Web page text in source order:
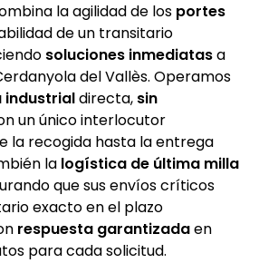
la agilidad de los portes
de un transitario
soluciones inmediatasa
del Vallès. Operamos
industrialdirecta, sin
un único interlocutor
la recogida hasta la entrega
la logística de última milla
que sus envíos críticos
exacto en el plazo
respuesta garantizadaen
para cada solicitud.